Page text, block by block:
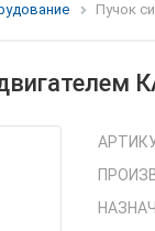
Пучок